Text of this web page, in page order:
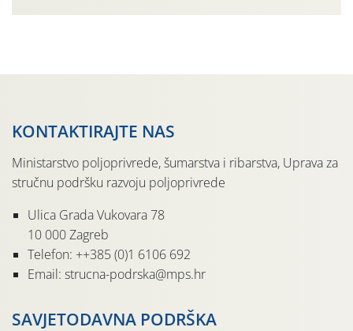
KONTAKTIRAJTE NAS
Ministarstvo poljoprivrede, šumarstva i ribarstva, Uprava za
stručnu podršku razvoju poljoprivrede
Ulica Grada Vukovara 78
10 000 Zagreb
Telefon: ++385 (0)1 6106 692
Email: strucna-podrska@mps.hr
SAVJETODAVNA PODRŠKA